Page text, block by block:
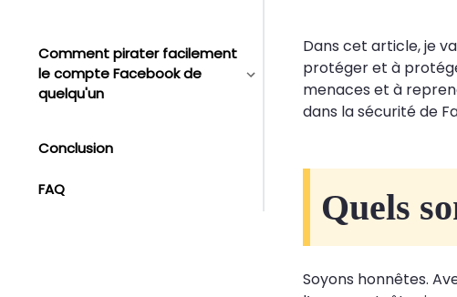
Comment pirater facilement
le compte Facebook de
quelqu'un
Conclusion
FAQ
Dans cet article, je
protéger et à
menaces et à
dans la sécurité de
Quels
Soyons honnêtes.